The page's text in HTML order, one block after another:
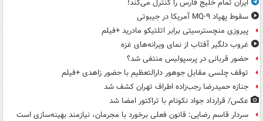
ایران تمام خلیج فارس را کنترل می‌کند!
سقوط پهپاد MQ-۹ آمریکا در جیبوتی
پیروزی منچسترسیتی برابر اتلتیکو مادرید +فیلم
غروب دلگیر آفتاب از نمای ویرانه‌های غزه
حضور قربانی در پرسپولیس منتفی شد؟
توقف چلسی مقابل جوهور دارالتعظیم با حضور زاهدی +فیلم
جنازه حمیدرضا رجب‌زاده اطراف تهران کشف شد
عکس/ قرارداد جواد نکونام با تراکتور امضا شد
سردار قاسم رضایی: قانون فعلی برخورد با مجرمان، نیازمند بهینه‌سازی است